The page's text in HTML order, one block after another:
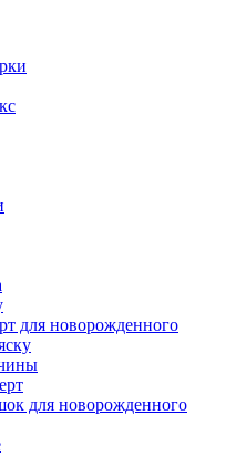
для новорожденного
для новорожденного